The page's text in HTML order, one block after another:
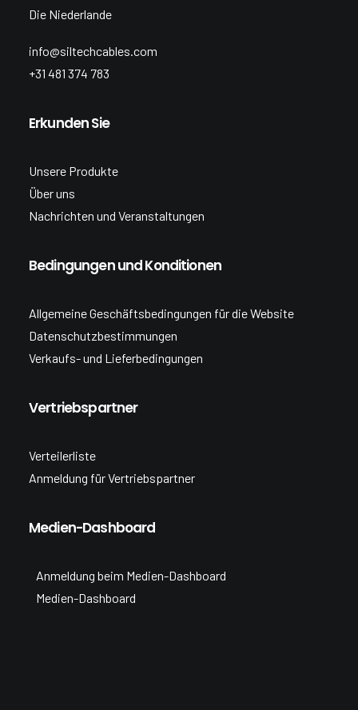
Die Niederlande
info@siltechcables.com
+31 481 374 783
Erkunden Sie
Unsere Produkte
Über uns
Nachrichten und Veranstaltungen
Bedingungen und Konditionen
Allgemeine Geschäftsbedingungen für die Website
Datenschutzbestimmungen
Verkaufs- und Lieferbedingungen
Vertriebspartner
Verteilerliste
Anmeldung für Vertriebspartner
Medien-Dashboard
Anmeldung beim Medien-Dashboard
Medien-Dashboard